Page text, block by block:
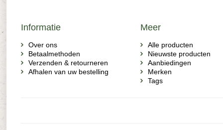
Informatie
Over ons
Betaalmethoden
Verzenden & retourneren
Afhalen van uw bestelling
Meer
Alle producten
Nieuwste producten
Aanbiedingen
Merken
Tags